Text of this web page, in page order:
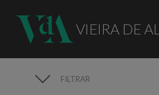
VIEIRA DE
FILTRAR